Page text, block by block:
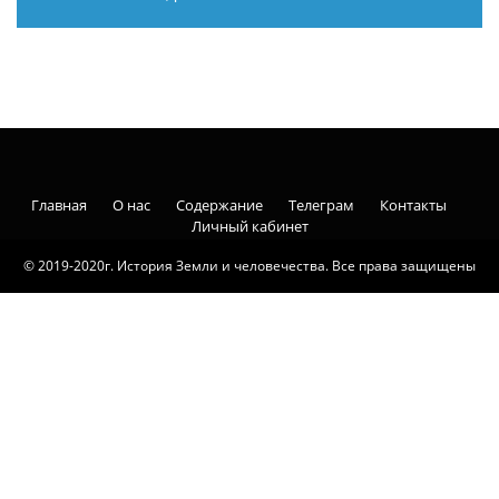
© 2019-2020г. История Земли и человечества. Все права защищены
Главная О нас Содержание Телеграм
Контакты
Личный кабинет